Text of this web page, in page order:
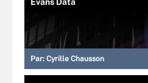
Par: Cyrille Chausson